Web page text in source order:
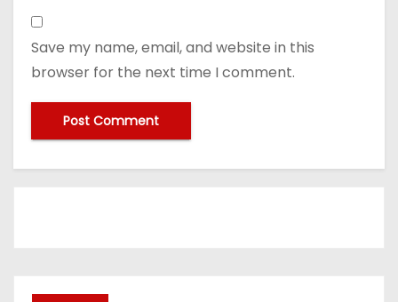
Save my name, email, and website in this
browser for the next time I comment.